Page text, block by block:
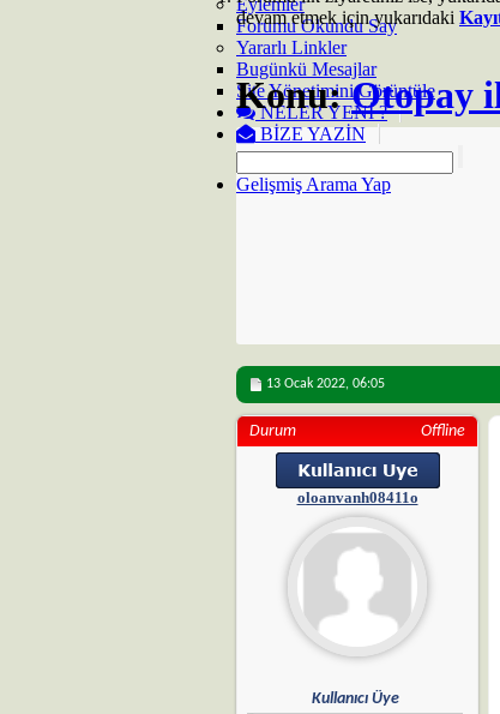
Eylemler
Forumu Okundu Say
Yararlı Linkler
Bugünkü Mesajlar
Site Yönetimini Görüntüle
NELER YENI ?
BIZE YAZIN
Gelişmiş Arama Yap
devam etmek için yukarıdaki
Konu:Otopay
13 Ocak 2022, 06:05
Durum Offline
oloanvanh08411o
Kullanıcı Üye